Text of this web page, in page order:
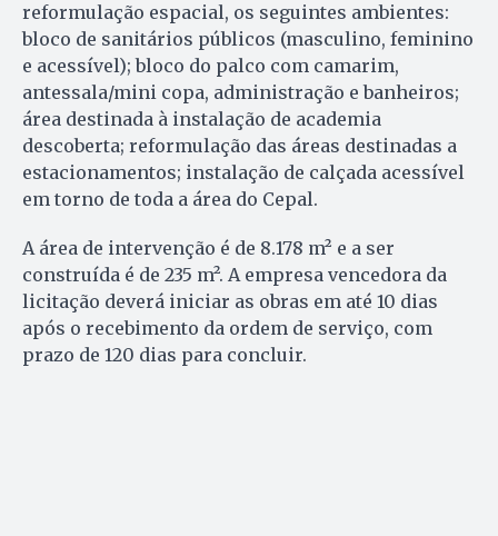
reformulação espacial, os seguintes ambientes:
bloco de sanitários públicos (masculino, feminino
e acessível); bloco do palco com camarim,
antessala/mini copa, administração e banheiros;
área destinada à instalação de academia
descoberta; reformulação das áreas destinadas a
estacionamentos; instalação de calçada acessível
em torno de toda a área do Cepal.
A área de intervenção é de 8.178 m² e a ser
construída é de 235 m². A empresa vencedora da
licitação deverá iniciar as obras em até 10 dias
após o recebimento da ordem de serviço, com
prazo de 120 dias para concluir.